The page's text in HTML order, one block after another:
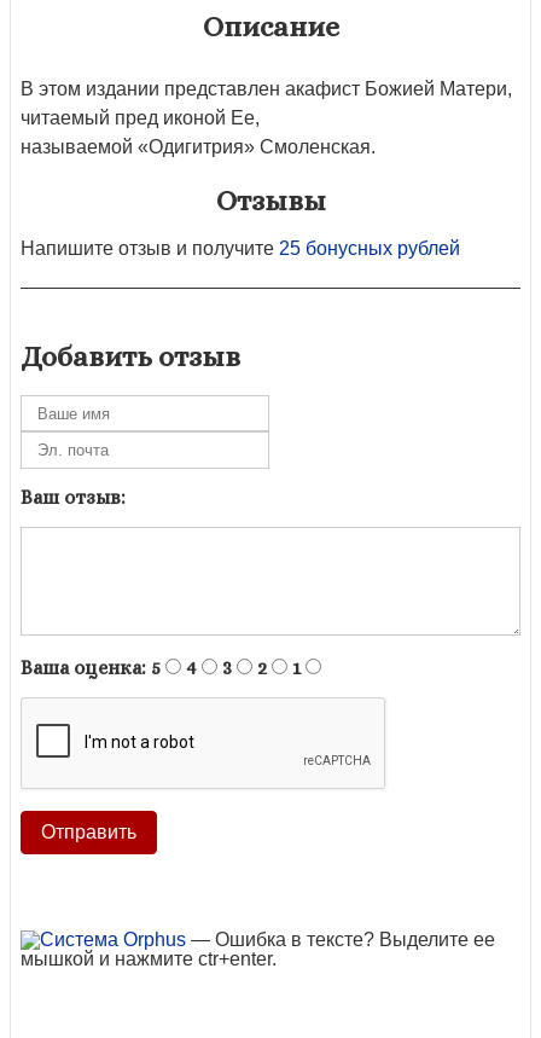
Описание
В этом издании представлен акафист Божией Матери,
читаемый пред иконой Ее,
называемой «Одигитрия» Смоленская.
Отзывы
Напишите отзыв и получите 25 бонусных рублей
Добавить отзыв
Ваш отзыв:
Ваша оценка: 5 4 3 2 1
— Ошибка в тексте? Выделите ее
мышкой и нажмите ctr+enter.